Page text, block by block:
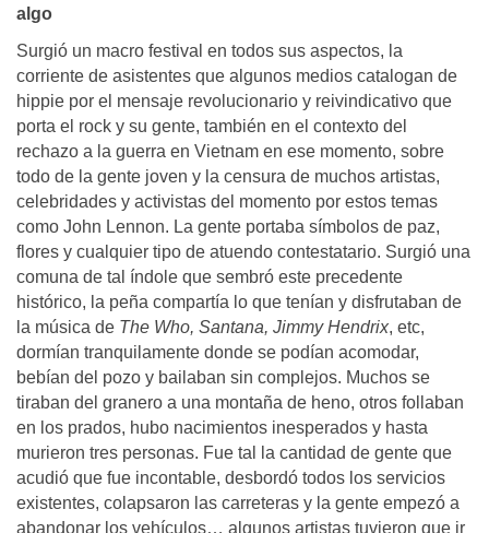
algo
Surgió un macro festival en todos sus aspectos, la
corriente de asistentes que algunos medios catalogan de
hippie por el mensaje revolucionario y reivindicativo que
porta el rock y su gente, también en el contexto del
rechazo a la guerra en Vietnam en ese momento, sobre
todo de la gente joven y la censura de muchos artistas,
celebridades y activistas del momento por estos temas
como John Lennon. La gente portaba símbolos de paz,
flores y cualquier tipo de atuendo contestatario. Surgió una
comuna de tal índole que sembró este precedente
histórico, la peña compartía lo que tenían y disfrutaban de
la música de The Who, Santana, Jimmy Hendrix, etc,
dormían tranquilamente donde se podían acomodar,
bebían del pozo y bailaban sin complejos. Muchos se
tiraban del granero a una montaña de heno, otros follaban
en los prados, hubo nacimientos inesperados y hasta
murieron tres personas. Fue tal la cantidad de gente que
acudió que fue incontable, desbordó todos los servicios
existentes, colapsaron las carreteras y la gente empezó a
abandonar los vehículos… algunos artistas tuvieron que ir